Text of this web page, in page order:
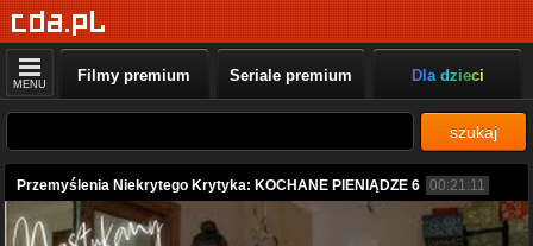
MENU Filmy premium Seriale premium Dla dzieci
szukaj
Przemyślenia Niekrytego Krytyka: KOCHANE PIENIĄDZE 6 00:21:11